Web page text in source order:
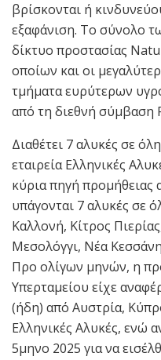
βρίσκονται ή
εξαφάνιση. Το σύνολο
δίκτυο προστασίας
οποίων και οι
τμήματα ευρύτερων
από τη διεθνή σύμβαση
Διαθέτει 7 αλυκές σε
εταιρεία Ελληνικές
κύρια πηγή προμήθειας
υπάγονται 7 αλυκές σε
Καλλονή, Κίτρος
Μεσολόγγι, Νέα
Προ ολίγων μηνών, η
Υπερταμείου είχε
(ήδη) από Αυστρία,
Ελληνικές Αλυκές, ενώ
5μηνο 2025 για να